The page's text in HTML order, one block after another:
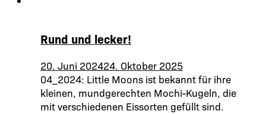
Rund und lecker!
20. Juni 202424. Oktober 2025
04_2024: Little Moons ist bekannt für ihre
kleinen, mundgerechten Mochi-Kugeln, die
mit verschiedenen Eissorten gefüllt sind.